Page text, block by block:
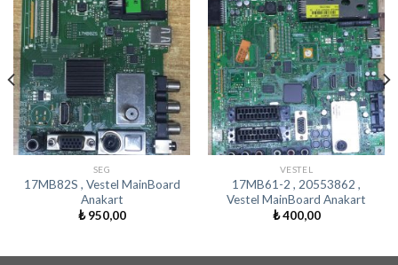
SEG
17MB82S , Vestel MainBoard
Anakart
₺950,00
VESTEL
17MB61-2 , 20553862 ,
Vestel MainBoard Anakart
₺400,00